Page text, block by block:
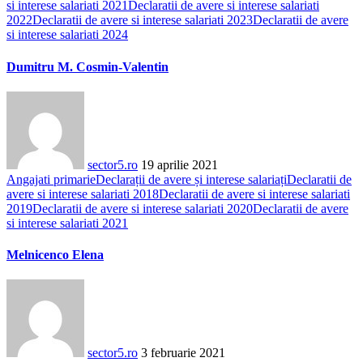
si interese salariati 2021Declaratii de avere si interese salariati
2022Declaratii de avere si interese salariati 2023Declaratii de avere
si interese salariati 2024
Dumitru M. Cosmin-Valentin
sector5.ro 19 aprilie 2021
Angajati primarieDeclarații de avere și interese salariațiDeclaratii de
avere si interese salariati 2018Declaratii de avere si interese salariati
2019Declaratii de avere si interese salariati 2020Declaratii de avere
si interese salariati 2021
Melnicenco Elena
sector5.ro 3 februarie 2021